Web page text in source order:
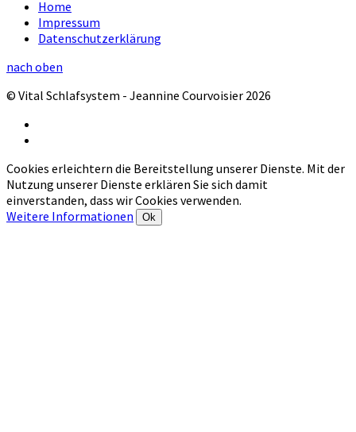
Home
Impressum
Datenschutzerklärung
nach oben
© Vital Schlafsystem - Jeannine Courvoisier 2026
Cookies erleichtern die Bereitstellung unserer Dienste. Mit der
Nutzung unserer Dienste erklären Sie sich damit
einverstanden, dass wir Cookies verwenden.
Weitere Informationen
Ok